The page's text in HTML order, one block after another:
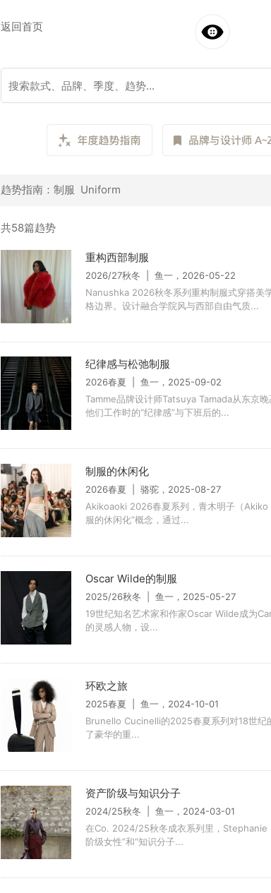
返回首页
趋势指南：制服 Uniform
共58篇趋势
重构西部制服
2026/27秋冬 | 鱼一，2026-05-22
Nanushka 2026秋冬系列重构制服式穿搭美
格边界。设计融合学院风与西部自由气质...
纪律感与松弛制服
2026春夏 | 鱼一，2025-09-02
Tamme品牌设计师Tatsuya Tamada从东京
他们工作时的“纪律感”与下班后的...
制服的休闲化
2026春夏 | 骆驼，2025-08-27
Akikoaoki 2026春夏系列，青木明子（Akiko
服的休闲化”概念，通过...
Oscar Wilde的制服
2025/26秋冬 | 鱼一，2025-05-27
19世纪知名艺术家和作家Oscar Wilde成为
的灵感人物，设...
环欧之旅
2025春夏 | 鱼一，2024-10-01
Brunello Cucinelli的2025春夏系列对18世纪
了豪华的重...
资产阶级与知识分子
2024/25秋冬 | 鱼一，2024-03-01
在Co. 2024/25秋冬成衣系列里，Stephanie
阶级女性”和“知识分子...